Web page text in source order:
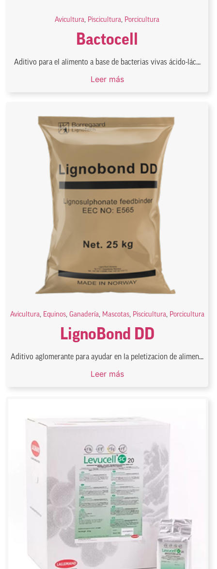
Avicultura, Piscicultura, Porcicultura
Bactocell
Aditivo para el alimento a base de bacterias vivas ácido-lác...
Leer más
Avicultura, Equinos, Ganadería, Mascotas, Piscicultura, Porcicultura
LignoBond DD
Aditivo aglomerante para ayudar en la peletizacion de alimen...
Leer más